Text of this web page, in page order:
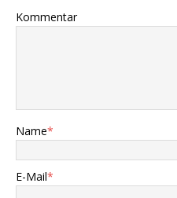
Kommentar
Name*
E-Mail*